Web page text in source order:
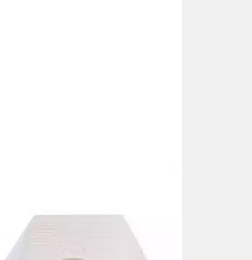
UVP